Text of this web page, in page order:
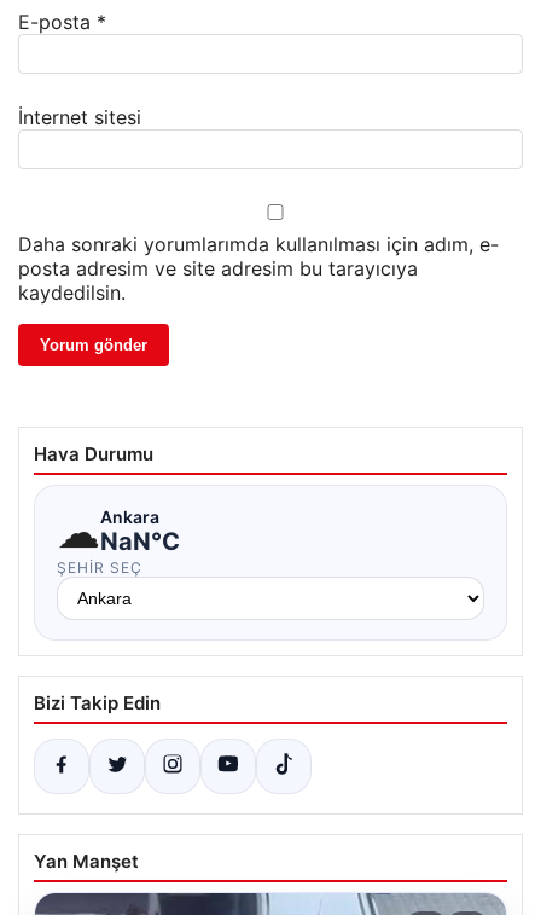
E-posta *
İnternet sitesi
Daha sonraki yorumlarımda kullanılması için adım, e-
posta adresim ve site adresim bu tarayıcıya
kaydedilsin.
Hava Durumu
☁Ankara
NaN°C
ŞEHIR SEÇ
Bizi Takip Edin
Yan Manşet